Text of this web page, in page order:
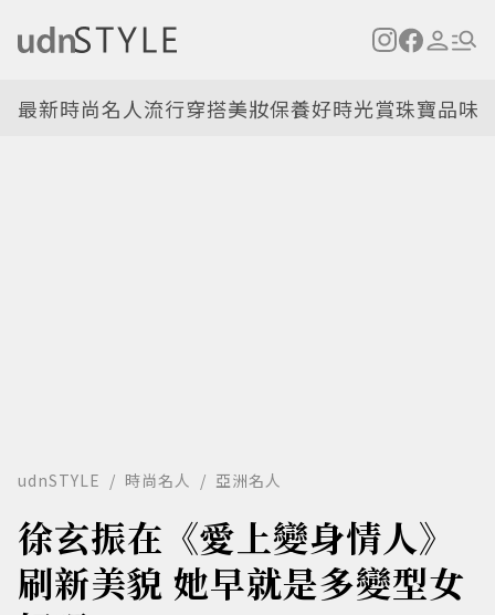
最新時尚名人流行穿搭美妝保養好時光賞珠寶品味
udnSTYLE 時尚名人 亞洲名人
徐玄振在《愛上變身情人》
刷新美貌 她早就是多變型女